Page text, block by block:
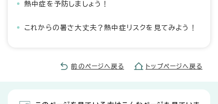
熱中症を予防しましょう！
これからの暑さ大丈夫？熱中症リスクを見てみよう！
前のページへ戻る トップページへ戻る